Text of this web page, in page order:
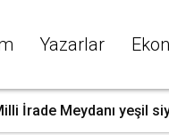
Yazarlar
İrade Meydanı yeşil